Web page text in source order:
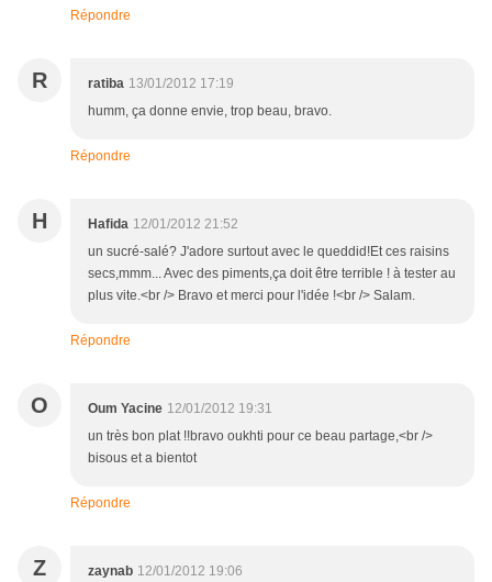
Répondre
R ratiba 13/01/2012 17:19
humm, ça donne envie, trop beau, bravo.
Répondre
H Hafida 12/01/2012 21:52
un sucré-salé? J'adore surtout avec le queddid!Et ces raisins
secs,mmm... Avec des piments,ça doit être terrible ! à tester au
plus vite.<br /> Bravo et merci pour l'idée !<br /> Salam.
Répondre
O Oum Yacine 12/01/2012 19:31
un très bon plat !!bravo oukhti pour ce beau partage,<br />
bisous et a bientot
Répondre
Z zaynab 12/01/2012 19:06